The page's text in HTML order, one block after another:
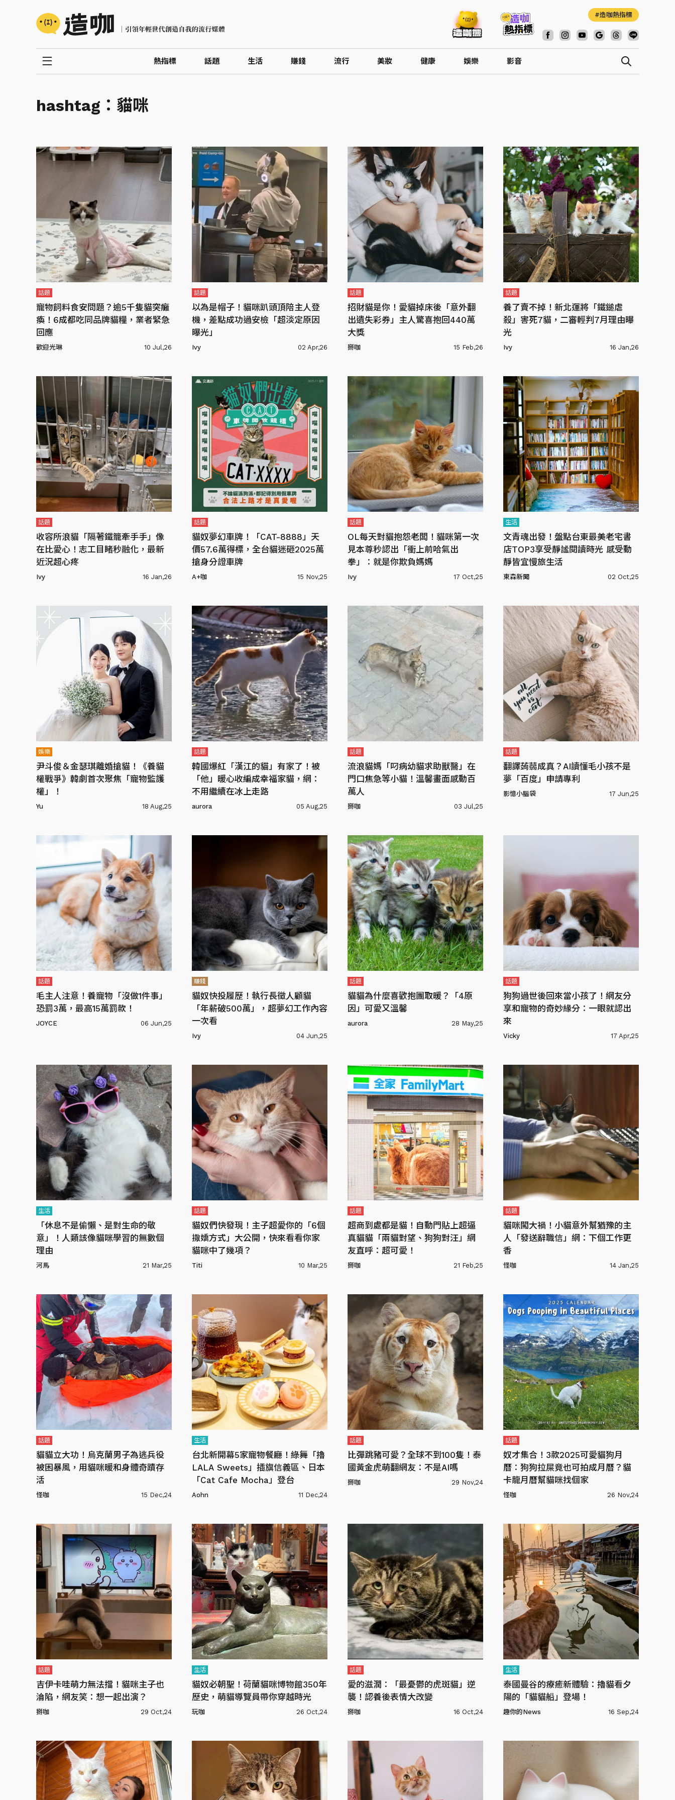
造咖熱指標
熱指標 話題 生活 賺錢 流行 美妝 健康 娛樂 影音
hashtag： 貓咪
話題
寵物飼料食安問題？逾5千隻貓突癱
瘓！6成都吃同品牌貓糧，業者緊急
回應
歡迎光琳 10 Jul,26
話題
以為是帽子！貓咪趴頭頂陪主人登
機，差點成功過安檢「超淡定原因
曝光」
Ivy 02 Apr,26
話題
招財貓是你！愛貓掉床後「意外翻
出遺失彩券」主人驚喜抱回440萬
大獎
掰咖 15 Feb,26
話題
養了賣不掉！新北運將「鐵鎚虐
殺」害死7貓，二審輕判7月理由曝
光
Ivy 16 Jan,26
話題
收容所浪貓「隔著鐵籠牽手手」像
在比愛心！志工目睹秒融化，最新
近況超心疼
Ivy 16 Jan,26
話題
貓奴夢幻車牌！「CAT-8888」天
價57.6萬得標，全台貓迷砸2025萬
搶身分證車牌
A+咖 15 Nov,25
話題
OL每天對貓抱怨老闆！貓咪第一次
見本尊秒認出「衝上前哈氣出
拳」：就是你欺負媽媽
Ivy 17 Oct,25
生活
文青魂出發！盤點台東最美老宅書
店TOP3享受靜謐閱讀時光 感受動
靜皆宜慢旅生活
東森新聞 02 Oct,25
娛樂
尹斗俊＆金瑟琪離婚搶貓！《養貓
權戰爭》韓劇首次聚焦「寵物監護
權」！
Yu 18 Aug,25
話題
韓國爆紅「漢江的貓」有家了！被
「他」暖心收編成幸福家貓，網：
不用繼續在冰上走路
aurora 05 Aug,25
話題
流浪貓媽「叼病幼貓求助獸醫」在
門口焦急等小貓！溫馨畫面感動百
萬人
掰咖 03 Jul,25
話題
翻譯蒟蒻成真？AI讀懂毛小孩不是
夢「百度」申請專利
影憶小腦袋 17 Jun,25
話題
毛主人注意！養寵物「沒做1件事」
恐罰3萬，最高15萬罰款！
JOYCE 06 Jun,25
賺錢
貓奴快投履歷！執行長徵人顧貓
「年薪破500萬」，超夢幻工作內容
一次看
Ivy 04 Jun,25
話題
貓貓為什麼喜歡抱團取暖？「4原
因」可愛又溫馨
aurora 28 May,25
話題
狗狗過世後回來當小孩了！網友分
享和寵物的奇妙緣分：一眼就認出
來
Vicky 17 Apr,25
生活
「休息不是偷懶、是對生命的敬
意」！人類該像貓咪學習的無數個
理由
河馬 21 Mar,25
話題
貓奴們快發現！主子超愛你的「6個
撒嬌方式」大公開，快來看看你家
貓咪中了幾項？
Titi 10 Mar,25
話題
超商到處都是貓！自動門貼上超逼
真貓貓「兩貓對望、狗狗對汪」網
友直呼：超可愛！
掰咖 21 Feb,25
話題
貓咪闖大禍！小貓意外幫猶豫的主
人「發送辭職信」網：下個工作更
香
怪咖 14 Jan,25
話題
貓貓立大功！烏克蘭男子為逃兵役
被困暴風，用貓咪暖和身體奇蹟存
活
怪咖 15 Dec,24
生活
台北新開幕5家寵物餐廳！綠舞「擼
LALA Sweets」插旗信義區、日本
「Cat Cafe Mocha」登台
Aohn 11 Dec,24
話題
比彈跳豬可愛？全球不到100隻！泰
國黃金虎萌翻網友：不是AI嗎
掰咖 29 Nov,24
話題
奴才集合！3款2025可愛貓狗月
曆：狗狗拉屎竟也可拍成月曆？貓
卡龍月曆幫貓咪找個家
怪咖 26 Nov,24
話題
吉伊卡哇萌力無法擋！貓咪主子也
淪陷，網友笑：想一起出演？
掰咖 29 Oct,24
生活
貓奴必朝聖！荷蘭貓咪博物館350年
歷史，萌貓導覽員帶你穿越時光
玩咖 26 Oct,24
話題
愛的滋潤：「最憂鬱的虎斑貓」逆
襲！認養後表情大改變
掰咖 16 Oct,24
生活
泰國曼谷的療癒新體驗：擼貓看夕
陽的「貓貓船」登場！
趣你的News 16 Sep,24